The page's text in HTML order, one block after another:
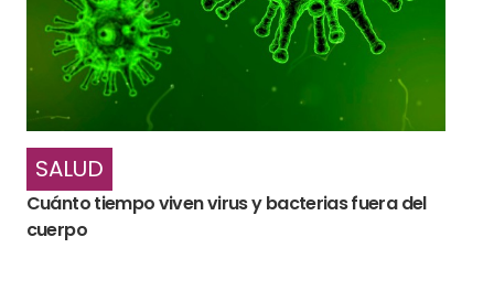
SALUD
Cuánto tiempo viven virus y bacterias fuera del
cuerpo